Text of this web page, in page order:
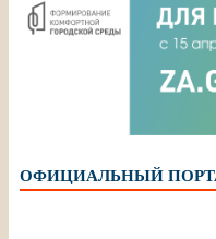
ОФИЦИАЛЬНЫЙ